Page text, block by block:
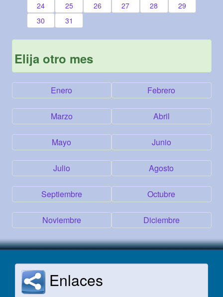
24
25 26 27 28
29
30
31
Elija otro mes
Enero Febrero
Marzo Abril
Mayo Junio
Julio Agosto
Septiembre Octubre
Noviembre Diciembre
Enlaces